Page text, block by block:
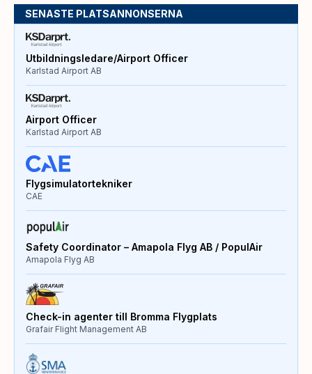
SENASTE PLATSANNONSERNA
Utbildningsledare/Airport Officer
Karlstad Airport AB
Airport Officer
Karlstad Airport AB
Flygsimulatortekniker
CAE
Safety Coordinator – Amapola Flyg AB / PopulAir
Amapola Flyg AB
Check-in agenter till Bromma Flygplats
Grafair Flight Management AB